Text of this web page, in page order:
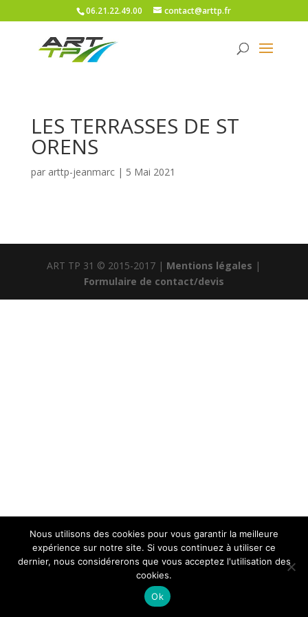
06.21.22.49.00 contact@arttp.fr
LES TERRASSES DE ST
ORENS
par arttp-jeanmarc| 5 Mai 2021
ART TP 31 © 2015-2017 | Mentions légales |
Formulaire de contact/devis
Nous utilisons des cookies pour vous garantir la meilleure
expérience sur notre site. Si vous continuez à utiliser ce
dernier, nous considérerons que vous acceptez l'utilisation des
cookies.
Ok